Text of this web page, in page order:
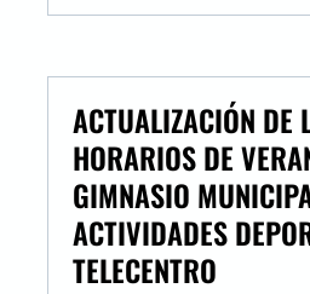
ACTUALIZACIÓN DE
HORARIOS DE
GIMNASIO
ACTIVIDADES
TELECENTRO